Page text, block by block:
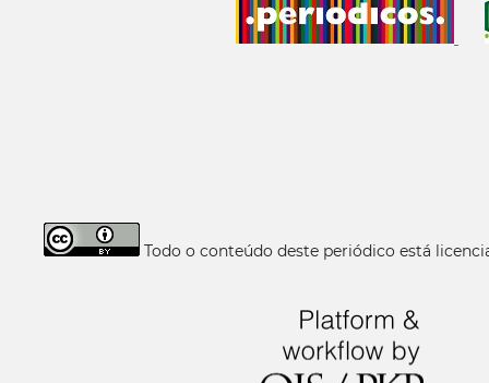
Todo o conteúdo deste periódico está